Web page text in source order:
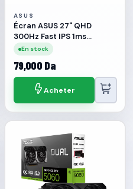
ASUS
Écran ASUS 27" QHD
300Hz Fast IPS 1ms
VG27AQML5A
En stock
79,000 Da
Acheter